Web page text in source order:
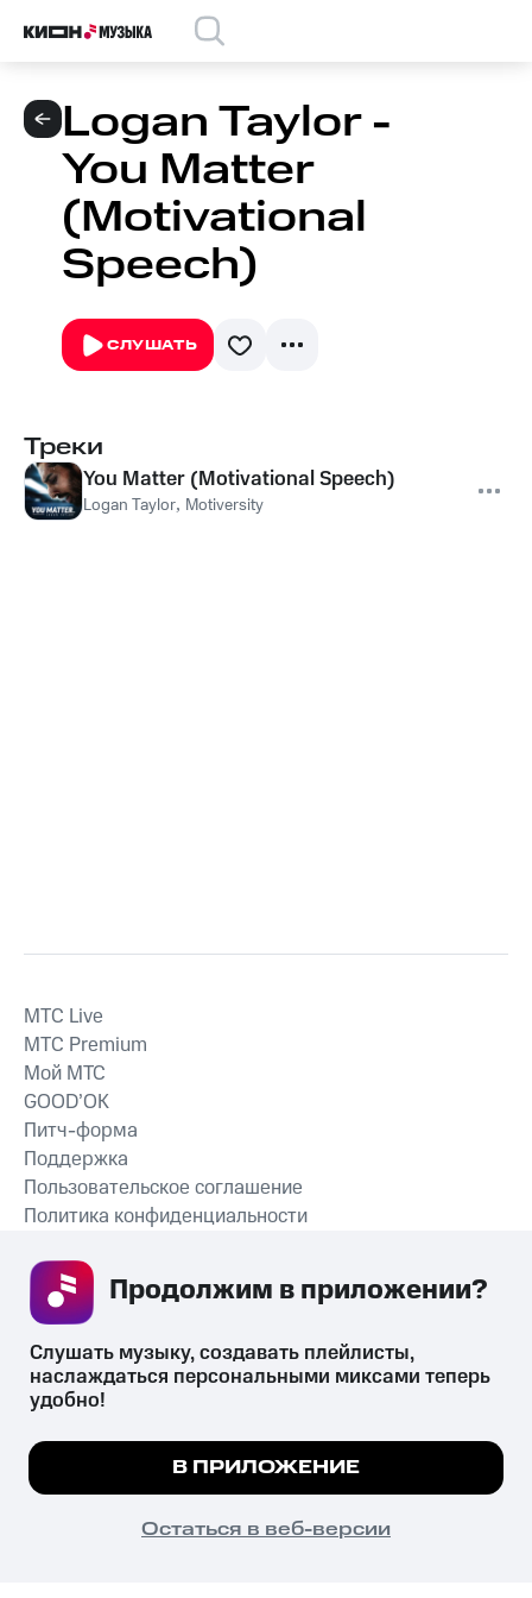
Logan Taylor -
You Matter
(Motivational
Speech)
СЛУШАТЬ
Треки
You Matter (Motivational Speech)
Logan Taylor, Motiversity
СКАЧАТЬ ПРИЛОЖЕНИЕ
MTС Live
MTС Premium
Мой МТС
GOOD’OK
Питч-форма
Поддержка
Пользовательское соглашение
Политика конфиденциальности
психотропных веществ, их аналогов причиняет вред здоровью,
их незаконный оборот запрещён и влечёт установленную
законодательством ответственность.
© 2026 ООО «КИОН».
Все права защищены
Мы используем куки, чтобы на сайте все
Подробнее
ПОНЯТНО
Слушать музыку, создавать плейлисты,
наслаждаться персональными миксами теперь
удобно!
В ПРИЛОЖЕНИЕ
Остаться в веб-версии